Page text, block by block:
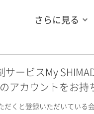
（名）
さらに見る
サービスMy
アカウントをお持
だくと登録いただいている